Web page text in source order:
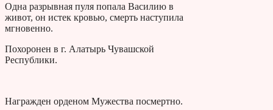
Одна разрывная пуля попала Василию в
живот, он истек кровью, смерть наступила
мгновенно.
Похоронен в г. Алатырь Чувашской
Республики.
Награжден орденом Мужества посмертно.